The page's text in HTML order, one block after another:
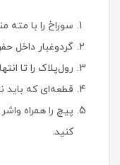
سوراخ را با مته
گردوغبار داخل
رول‌پلاک را تا
قطعه‌ای که باید
پیچ را همراه
کنید.